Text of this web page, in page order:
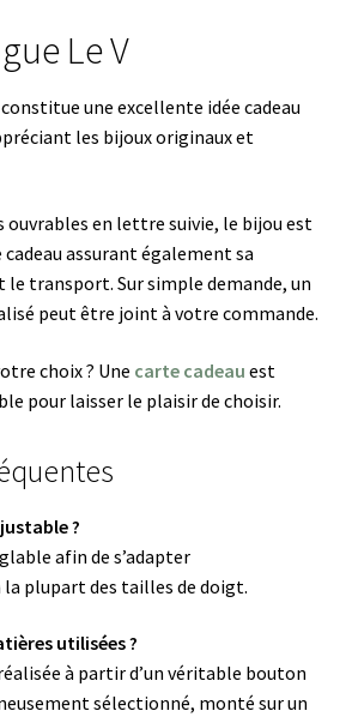
Le V
une excellente idée cadeau
les bijoux originaux et
ouvrables en lettre suivie, le bijou est
assurant également sa
transport. Sur simple demande, un
peut être joint à votre commande.
choix ? Une carte cadeau est
pour laisser le plaisir de choisir.
?
afin de s’adapter
plupart des tailles de doigt.
utilisées ?
à partir d’un véritable bouton
sélectionné, monté sur un